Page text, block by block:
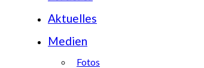
Aktuelles
Medien
Fotos